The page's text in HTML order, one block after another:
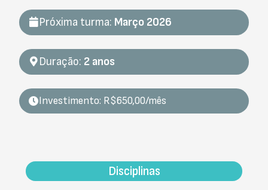
Próxima turma: Março 2026
Duração: 2 anos
Investimento: R$650,00/mês
Disciplinas